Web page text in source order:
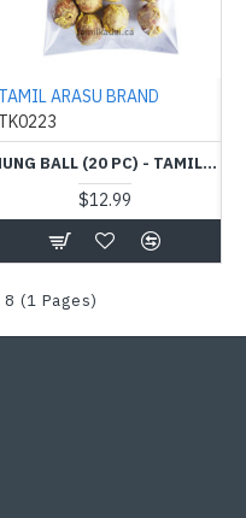
TAMIL ARASU BRAND
TK0223
MUNG BALL (20 PC) - TAMIL ARASU - பயற்றம் உருண்டை
$12.99
(1 Pages)